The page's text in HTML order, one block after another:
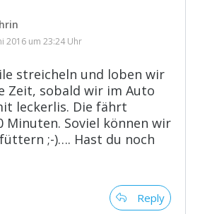
2016 um 23:24 Uhr
streicheln und loben wir
Zeit, sobald wir im Auto
leckerlis. Die fährt
Minuten. Soviel können wir
;-)…. Hast du noch
Reply